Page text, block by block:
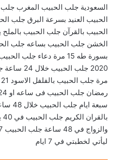
السعودية جلب الحبيب المغرب
الحبيب العنيد بسرعة البرق جلب
الحبيب بالقرآن جلب الحبيب بالملح
ليأتي لخطبتي في 7 ايام